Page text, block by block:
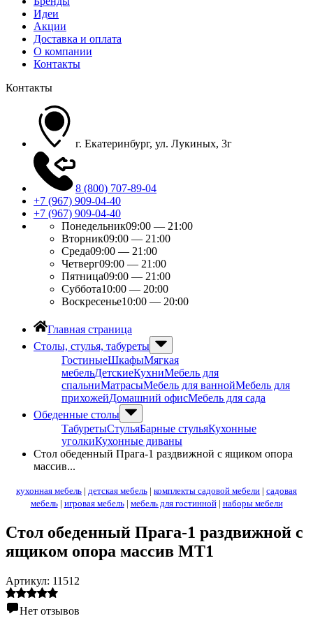
Идеи
Акции
Доставка и оплата
О компании
Контакты
Контакты
г. Екатеринбург, ул. Лукиных, 3г
8 (800) 707-89-04
+7 (967) 909-04-40
+7 (967) 909-04-40
Понедельник09:00 — 21:00
Вторник09:00 — 21:00
Среда09:00 — 21:00
Четверг09:00 — 21:00
Пятница09:00 — 21:00
Суббота10:00 — 20:00
Воскресенье10:00 — 20:00
Главная страница
Столы, стулья, табуреты
ГостиныеШкафыМягкая
мебельДетскиеКухниМебель для
спальниМатрасыМебель для ваннойМебель для
прихожейДомашний офисМебель для сада
Обеденные столы
ТабуретыСтульяБарные стульяКухонные
уголкиКухонные диваны
Стол обеденный Прага-1 раздвижной с ящиком опора
массив...
кухонная мебель | детская мебель | комплекты садовой мебели | садовая
мебель| игровая мебель| мебель для гостинной| наборы мебели
Стол обеденный Прага-1 раздвижной с
ящиком опора массив МТ1
Артикул: 11512
Нет отзывов